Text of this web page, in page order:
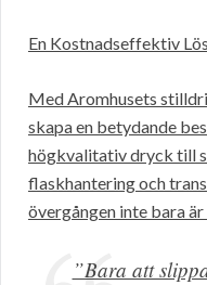
En Kostnadseffektiv
Med Aromhusets
skapa en betydande
högkvalitativ dryck till
flaskhantering och
övergången inte bara
”Bara att